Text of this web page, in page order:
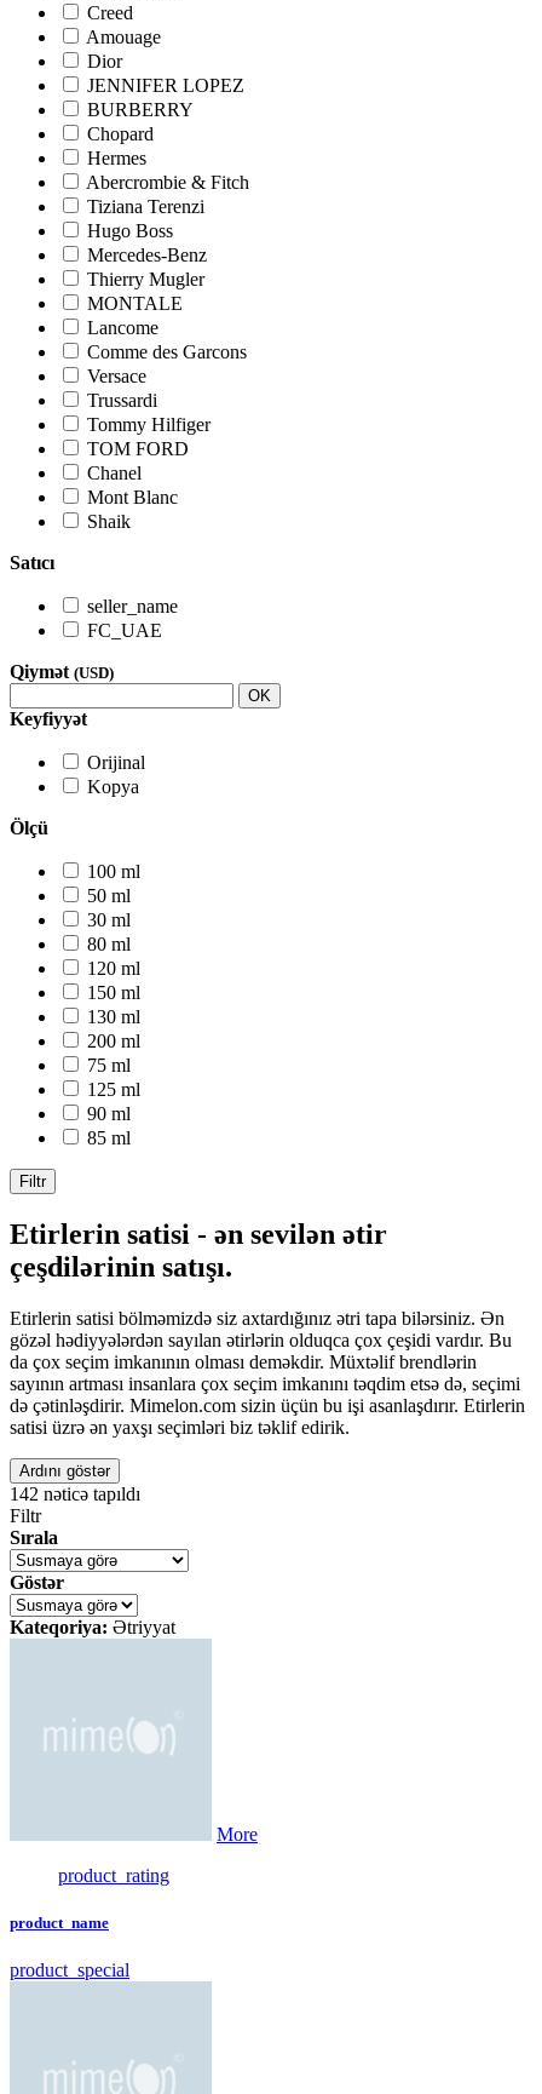
Creed
Amouage
Dior
JENNIFER LOPEZ
BURBERRY
Chopard
Hermes
Abercrombie & Fitch
Tiziana Terenzi
Hugo Boss
Mercedes-Benz
Thierry Mugler
MONTALE
Lancome
Comme des Garcons
Versace
Trussardi
Tommy Hilfiger
TOM FORD
Chanel
Mont Blanc
Shaik
Satıcı
seller_name
FC_UAE
Qiymət (USD)
OK
Keyfiyyət
Orijinal
Kopya
Ölçü
100 ml
50 ml
30 ml
80 ml
120 ml
150 ml
130 ml
200 ml
75 ml
125 ml
90 ml
85 ml
Filtr
Etirlerin satisi - ən sevilən ətir
çeşdilərinin satışı.
Etirlerin satisi bölməmizdə siz axtardığınız ətri tapa bilərsiniz. Ən
gözəl hədiyyələrdən sayılan ətirlərin olduqca çox çeşidi vardır. Bu
da çox seçim imkanının olması deməkdir. Müxtəlif brendlərin
sayının artması insanlara çox seçim imkanını təqdim etsə də, seçimi
də çətinləşdirir. Mimelon.com sizin üçün bu işi asanlaşdırır. Etirlerin
satisi üzrə ən yaxşı seçimləri biz təklif edirik.
Ardını göstər
142 nəticə tapıldı
Filtr
Sırala
Göstər
Kateqoriya: Ətriyyat
More
product_rating
product_name
product_special